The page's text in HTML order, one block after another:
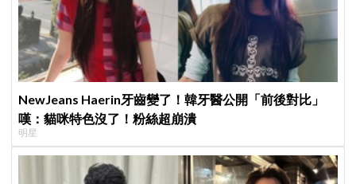
NewJeans Haerin牙齒變了！韓牙醫公開「前後對比」
嘆：貓咪特色沒了！粉絲超崩潰
明星